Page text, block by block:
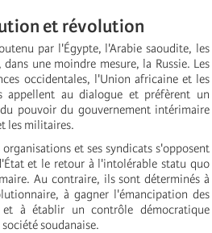
et révolution
par l'Égypte, l'Arabie saoudite, les
une moindre mesure, la Russie. Les
occidentales, l'Union africaine et les
appellent au dialogue et préfèrent un
pouvoir du gouvernement intérimaire
les militaires.
et ses syndicats s'opposent
et le retour à l'intolérable statu quo
Au contraire, ils sont déterminés à
à gagner l'émancipation des
et à établir un contrôle démocratique
soudanaise.